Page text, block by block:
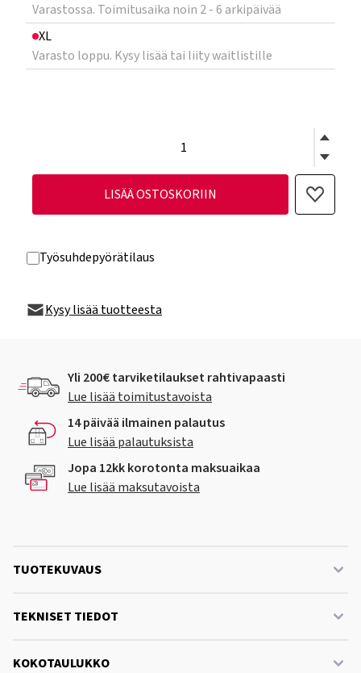
Varastossa. Toimitusaika noin 2 - 6 arkipäivää
XL
Varasto loppu. Kysy lisää tai liity waitlistille
LISÄÄ OSTOSKORIIN
Työsuhdepyörätilaus
Kysy lisää tuotteesta
Yli 200€ tarviketilaukset rahtivapaasti
Lue lisää toimitustavoista
14 päivää ilmainen palautus
Lue lisää palautuksista
Jopa 12kk korotonta maksuaikaa
Lue lisää maksutavoista
TUOTEKUVAUS
TEKNISET TIEDOT
KOKOTAULUKKO